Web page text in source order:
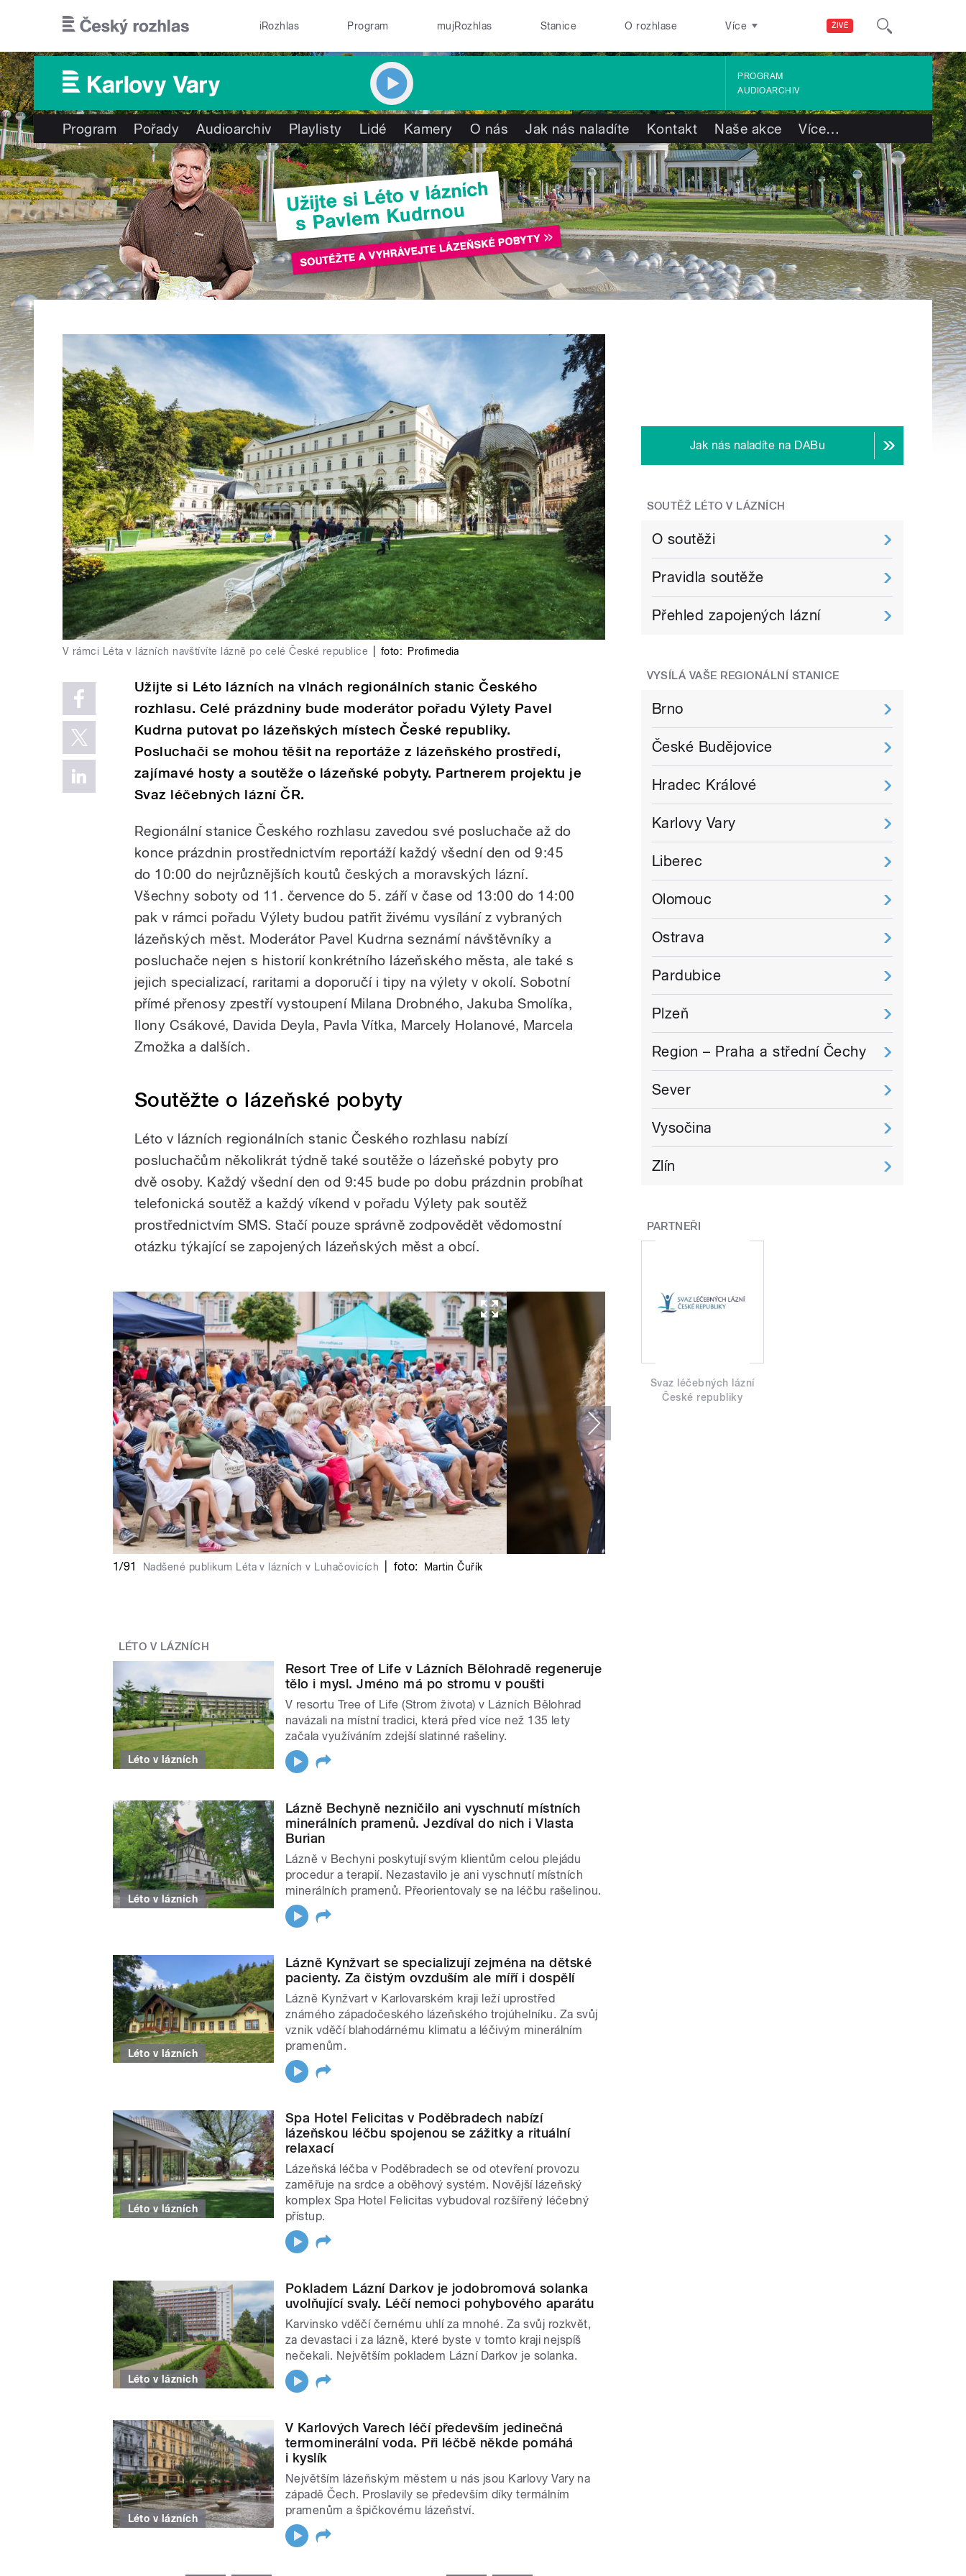
ŽIVĚ
iRozhlas Program mujRozhlas Stanice O rozhlase Více
PROGRAM
AUDIOARCHIV
Program Pořady Audioarchiv Playlisty Lidé Kamery O nás Jak nás naladíte Kontakt Naše akce Více…
V rámci Léta v lázních navštívíte lázně po celé České republice foto: Profimedia
Užijte si Léto lázních na vlnách regionálních stanic Českého
rozhlasu. Celé prázdniny bude moderátor pořadu Výlety Pavel
Kudrna putovat po lázeňských místech České republiky.
Posluchači se mohou těšit na reportáže z lázeňského prostředí,
zajímavé hosty a soutěže o lázeňské pobyty. Partnerem projektu je
Svaz léčebných lázní ČR.
Regionální stanice Českého rozhlasu zavedou své posluchače až do
konce prázdnin prostřednictvím reportáží každý všední den od 9:45
do 10:00 do nejrůznějších koutů českých a moravských lázní.
Všechny soboty od 11. července do 5. září v čase od 13:00 do 14:00
pak v rámci pořadu Výlety budou patřit živému vysílání z vybraných
lázeňských měst. Moderátor Pavel Kudrna seznámí návštěvníky a
posluchače nejen s historií konkrétního lázeňského města, ale také s
jejich specializací, raritami a doporučí i tipy na výlety v okolí. Sobotní
přímé přenosy zpestří vystoupení Milana Drobného, Jakuba Smolíka,
Ilony Csákové, Davida Deyla, Pavla Vítka, Marcely Holanové, Marcela
Zmožka a dalších.
Soutěžte o lázeňské pobyty
Léto v lázních regionálních stanic Českého rozhlasu nabízí
posluchačům několikrát týdně také soutěže o lázeňské pobyty pro
dvě osoby. Každý všední den od 9:45 bude po dobu prázdnin probíhat
telefonická soutěž a každý víkend v pořadu Výlety pak soutěž
prostřednictvím SMS. Stačí pouze správně zodpovědět vědomostní
otázku týkající se zapojených lázeňských měst a obcí.
1/91 Nadšené publikum Léta v lázních v Luhačovicích foto: Martin Čuřík
LÉTO V LÁZNÍCH
Léto v lázních
Resort Tree of Life v Lázních Bělohradě regeneruje
tělo i mysl. Jméno má po stromu v poušti
V resortu Tree of Life (Strom života) v Lázních Bělohrad
navázali na místní tradici, která před více než 135 lety
začala využíváním zdejší slatinné rašeliny.
Léto v lázních
Lázně Bechyně nezničilo ani vyschnutí místních
minerálních pramenů. Jezdíval do nich i Vlasta
Burian
Lázně v Bechyni poskytují svým klientům celou plejádu
procedur a terapií. Nezastavilo je ani vyschnutí místních
minerálních pramenů. Přeorientovaly se na léčbu rašelinou.
Léto v lázních
Lázně Kynžvart se specializují zejména na dětské
pacienty. Za čistým ovzduším ale míří i dospělí
Lázně Kynžvart v Karlovarském kraji leží uprostřed
známého západočeského lázeňského trojúhelníku. Za svůj
vznik vděčí blahodárnému klimatu a léčivým minerálním
pramenům.
Léto v lázních
Spa Hotel Felicitas v Poděbradech nabízí
lázeňskou léčbu spojenou se zážitky a rituální
relaxací
Lázeňská léčba v Poděbradech se od otevření provozu
zaměřuje na srdce a oběhový systém. Novější lázeňský
komplex Spa Hotel Felicitas vybudoval rozšířený léčebný
přístup.
Léto v lázních
Pokladem Lázní Darkov je jodobromová solanka
uvolňující svaly. Léčí nemoci pohybového aparátu
Karvinsko vděčí černému uhlí za mnohé. Za svůj rozkvět,
za devastaci i za lázně, které byste v tomto kraji nejspíš
nečekali. Největším pokladem Lázní Darkov je solanka.
Léto v lázních
V Karlových Varech léčí především jedinečná
termominerální voda. Při léčbě někde pomáhá
i kyslík
Největším lázeňským městem u nás jsou Karlovy Vary na
západě Čech. Proslavily se především díky termálním
pramenům a špičkovému lázeňství.
Jak nás naladíte na DABu
SOUTĚŽ LÉTO V LÁZNÍCH
O soutěži
Pravidla soutěže
Přehled zapojených lázní
VYSÍLÁ VAŠE REGIONÁLNÍ STANICE
Brno
České Budějovice
Hradec Králové
Karlovy Vary
Liberec
Olomouc
Ostrava
Pardubice
Plzeň
Region – Praha a střední Čechy
Sever
Vysočina
Zlín
PARTNEŘI
Svaz léčebných lázní
České republiky